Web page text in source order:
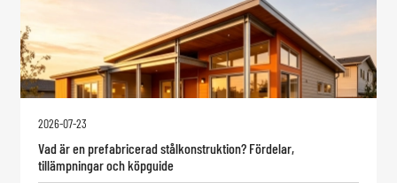
2026-07-23
Vad är en prefabricerad stålkonstruktion? Fördelar,
tillämpningar och köpguide